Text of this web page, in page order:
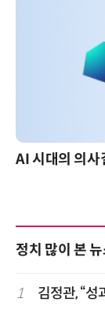
정치 많이 본
1 김정관, “성